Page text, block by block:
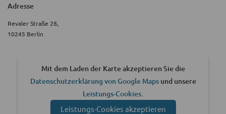
Adresse
Revaler Straße 28,
10245 Berlin
Mit dem Laden der Karte akzeptieren Sie die
Datenschutzerklärung von Google Mapsund unsere
Leistungs-Cookies
Leistungs-Cookies akzeptieren